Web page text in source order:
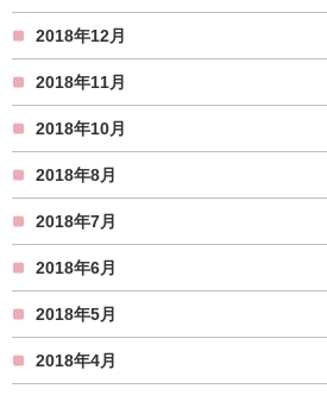
2018年12月
2018年11月
2018年10月
2018年8月
2018年7月
2018年6月
2018年5月
2018年4月